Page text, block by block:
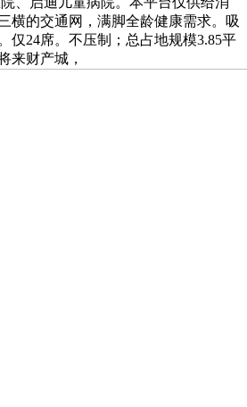
横的交通网，满脚全龄健康需求。吸
仅24席。不压制；总占地规模3.85平
来财产城，